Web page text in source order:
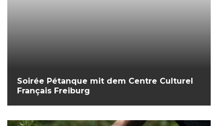
Soirée Pétanque mit dem Centre Culturel
Français Freiburg